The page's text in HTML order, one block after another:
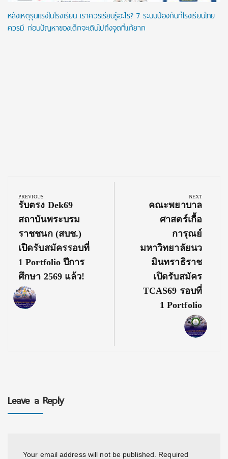
หลังเหตุรุนแรงในโรงเรียน เราควรเรียนรู้อะไร? 7 ระบบป้องกันที่โรงเรียนไทย
ควรมี ก่อนปัญหาของเด็กจะเดินไปถึงจุดที่แก้ยาก
navigation
PREVIOUS
Previous
Post:
รับตรง Dek69
สถาบันพระบรม
ราชชนก (สบช.)
เปิดรับสมัครรอบที่
1 Portfolio ปีการ
ศึกษา 2569 แล้ว!
NEXT
Next
Post:
คณะพยาบาล
ศาสตร์เกื้อ
การุณย์
มหาวิทยาลัยนว
มินทราธิราช
เปิดรับสมัคร
TCAS69 รอบที่
1 Portfolio
Leave a Reply
Your email address will not be published.
Required